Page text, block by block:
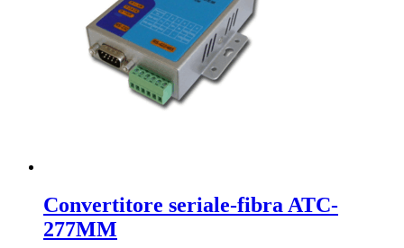
Convertitore seriale-fibra ATC-
277MM